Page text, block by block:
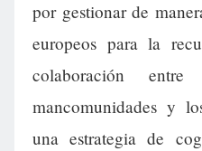
por gestionar de
europeos para la
colaboración
mancomunidades y
una estrategia de